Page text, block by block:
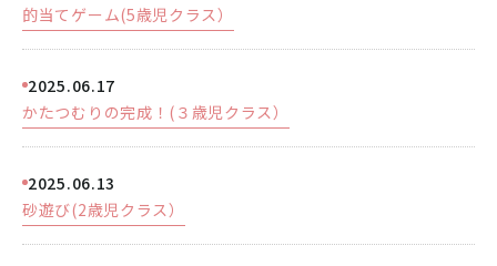
的当てゲーム(5歳児クラス）
2025.06.17
かたつむりの完成！(３歳児クラス）
2025.06.13
砂遊び(2歳児クラス）